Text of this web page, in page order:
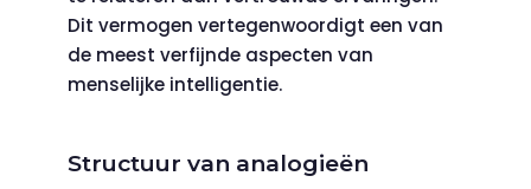
Dit vermogen vertegenwoordigt een van
de meest verfijnde aspecten van
menselijke intelligentie.
Structuur van analogieën